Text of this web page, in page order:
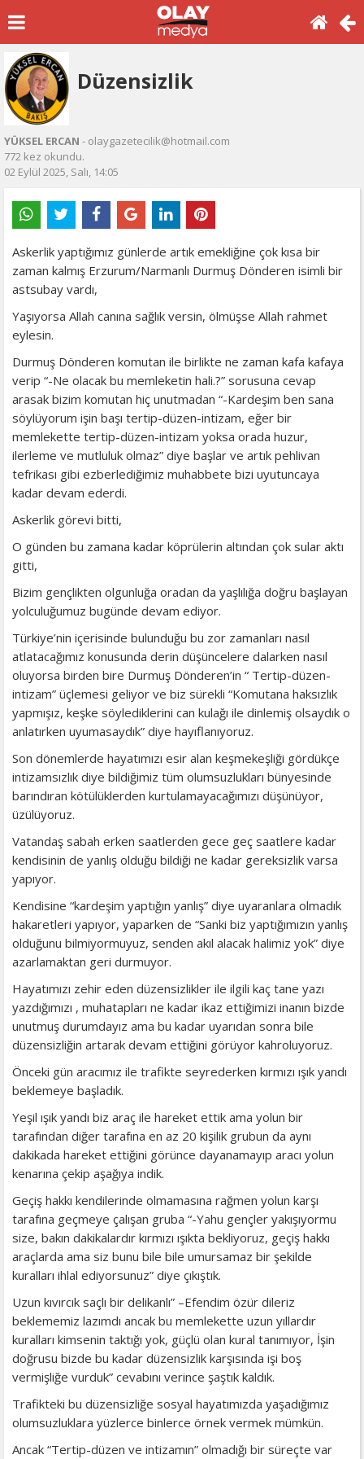
Düzensizlik
YÜKSEL ERCAN - olaygazetecilik@hotmail.com
772 kez okundu.
02 Eylül 2025, Salı, 14:05
Askerlik yaptığımız günlerde artık emekliğine çok kısa bir
zaman kalmış Erzurum/Narmanlı Durmuş Dönderen isimli bir
astsubay vardı,
Yaşıyorsa Allah canına sağlık versin, ölmüşse Allah rahmet
eylesin.
Durmuş Dönderen komutan ile birlikte ne zaman kafa kafaya
verip “-Ne olacak bu memleketin hali.?” sorusuna cevap
arasak bizim komutan hiç unutmadan “-Kardeşim ben sana
söylüyorum işin başı tertip-düzen-intizam, eğer bir
memlekette tertip-düzen-intizam yoksa orada huzur,
ilerleme ve mutluluk olmaz” diye başlar ve artık pehlivan
tefrikası gibi ezberlediğimiz muhabbete bizi uyutuncaya
kadar devam ederdi.
Askerlik görevi bitti,
O günden bu zamana kadar köprülerin altından çok sular aktı
gitti,
Bizim gençlikten olgunluğa oradan da yaşlılığa doğru başlayan
yolculuğumuz bugünde devam ediyor.
Türkiye’nin içerisinde bulunduğu bu zor zamanları nasıl
atlatacağımız konusunda derin düşüncelere dalarken nasıl
oluyorsa birden bire Durmuş Dönderen’in “ Tertip-düzen-
intizam” üçlemesi geliyor ve biz sürekli “Komutana haksızlık
yapmışız, keşke söylediklerini can kulağı ile dinlemiş olsaydık o
anlatırken uyumasaydık” diye hayıflanıyoruz.
Son dönemlerde hayatımızı esir alan keşmekeşliği gördükçe
intizamsızlık diye bildiğimiz tüm olumsuzlukları bünyesinde
barındıran kötülüklerden kurtulamayacağımızı düşünüyor,
üzülüyoruz.
Vatandaş sabah erken saatlerden gece geç saatlere kadar
kendisinin de yanlış olduğu bildiği ne kadar gereksizlik varsa
yapıyor.
Kendisine “kardeşim yaptığın yanlış” diye uyaranlara olmadık
hakaretleri yapıyor, yaparken de “Sanki biz yaptığımızın yanlış
olduğunu bilmiyormuyuz, senden akıl alacak halimiz yok” diye
azarlamaktan geri durmuyor.
Hayatımızı zehir eden düzensizlikler ile ilgili kaç tane yazı
yazdığımızı , muhatapları ne kadar ikaz ettiğimizi inanın bizde
unutmuş durumdayız ama bu kadar uyarıdan sonra bile
düzensizliğin artarak devam ettiğini görüyor kahroluyoruz.
Önceki gün aracımız ile trafikte seyrederken kırmızı ışık yandı
beklemeye başladık.
Yeşil ışık yandı biz araç ile hareket ettik ama yolun bir
tarafından diğer tarafına en az 20 kişilik grubun da aynı
dakikada hareket ettiğini görünce dayanamayıp aracı yolun
kenarına çekip aşağıya indik.
Geçiş hakkı kendilerinde olmamasına rağmen yolun karşı
tarafına geçmeye çalışan gruba “-Yahu gençler yakışıyormu
size, bakın dakikalardır kırmızı ışıkta bekliyoruz, geçiş hakkı
araçlarda ama siz bunu bile bile umursamaz bir şekilde
kuralları ihlal ediyorsunuz” diye çıkıştık.
Uzun kıvırcık saçlı bir delikanlı” –Efendim özür dileriz
beklememiz lazımdı ancak bu memlekette uzun yıllardır
kuralları kimsenin taktığı yok, güçlü olan kural tanımıyor, İşin
doğrusu bizde bu kadar düzensizlik karşısında işi boş
vermişliğe vurduk” cevabını verince şaştık kaldık.
Trafikteki bu düzensizliğe sosyal hayatımızda yaşadığımız
olumsuzluklara yüzlerce binlerce örnek vermek mümkün.
Ancak “Tertip-düzen ve intizamın” olmadığı bir süreçte var